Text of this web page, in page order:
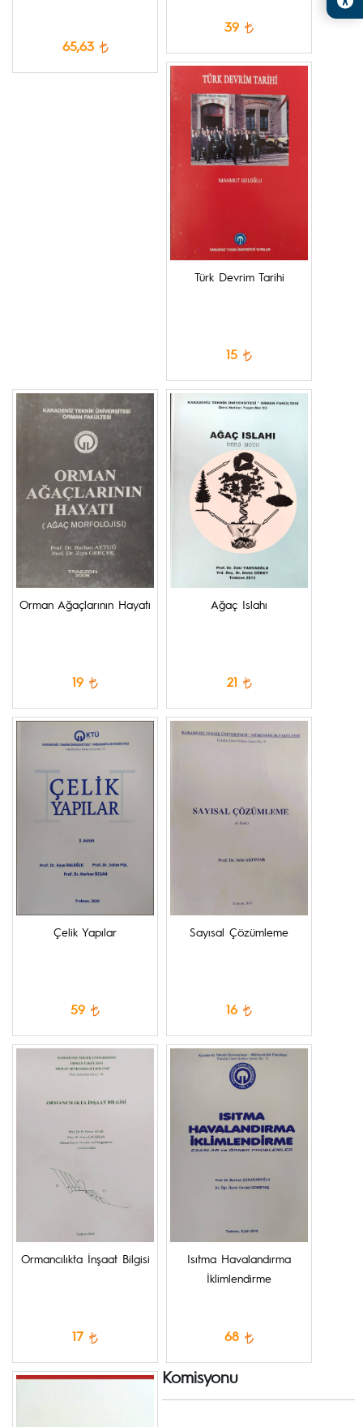
65,63
39
Türk Devrim Tarihi
15
Orman Ağaçlarının Hayatı
19
Ağaç Islahı
21
Çelik Yapılar
59
Sayısal Çözümleme
16
Ormancılıkta İnşaat Bilgisi
17
Isıtma Havalandırma
İklimlendirme
68
Komisyonu